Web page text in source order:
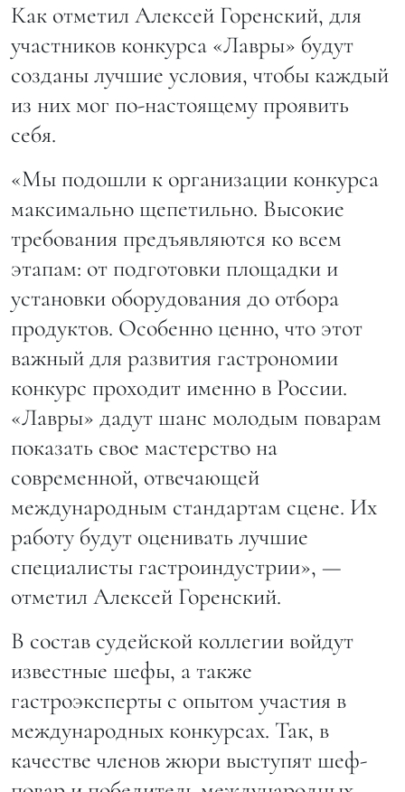
Как отметил Алексей Горенский, для
участников конкурса «Лавры» будут
созданы лучшие условия, чтобы каждый
из них мог по-настоящему проявить
себя.
«Мы подошли к организации конкурса
максимально щепетильно. Высокие
требования предъявляются ко всем
этапам: от подготовки площадки и
установки оборудования до отбора
продуктов. Особенно ценно, что этот
важный для развития гастрономии
конкурс проходит именно в России.
«Лавры» дадут шанс молодым поварам
показать свое мастерство на
современной, отвечающей
международным стандартам сцене. Их
работу будут оценивать лучшие
специалисты гастроиндустрии», —
отметил Алексей Горенский.
В состав судейской коллегии войдут
известные шефы, а также
гастроэксперты с опытом участия в
международных конкурсах. Так, в
качестве членов жюри выступят шеф-